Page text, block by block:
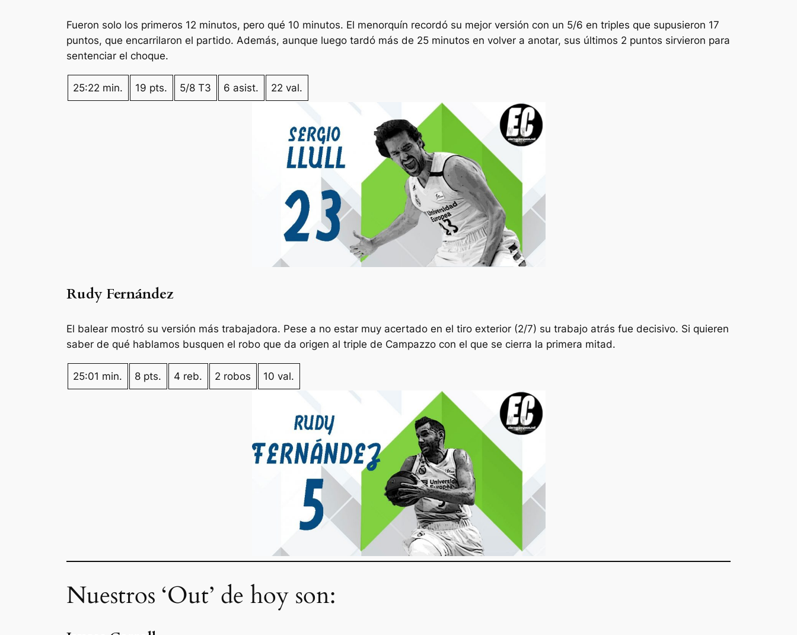
Fueron solo los primeros 12 minutos, pero qué 10 minutos. El menorquín recordó su mejor versión con un 5/6 en triples que supusieron 17
puntos, que encarrilaron el partido. Además, aunque luego tardó más de 25 minutos en volver a anotar, sus últimos 2 puntos sirvieron para
sentenciar el choque.
25:22 min. 19 pts. 5/8 T3 6 asist. 22 val.
Rudy Fernández
El balear mostró su versión más trabajadora. Pese a no estar muy acertado en el tiro exterior (2/7) su trabajo atrás fue decisivo. Si quieren
saber de qué hablamos busquen el robo que da origen al triple de Campazzo con el que se cierra la primera mitad.
25:01 min. 8 pts. 4 reb. 2 robos 10 val.
Nuestros ‘Out’ de hoy son: